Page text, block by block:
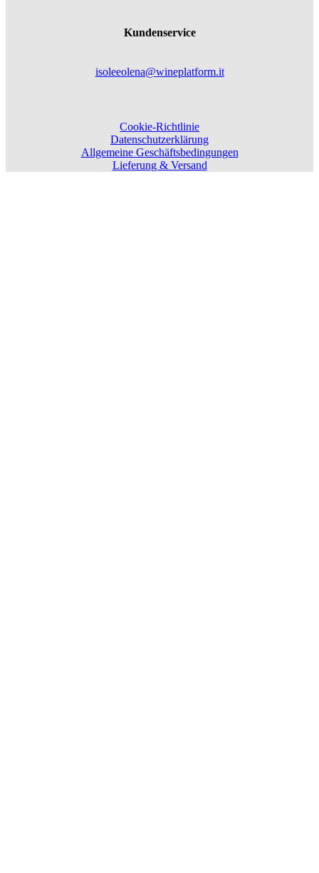
Kundenservice
isoleeolena@wineplatform.it
Cookie-Richtlinie
Datenschutzerklärung
Allgemeine Geschäftsbedingungen
Lieferung & Versand